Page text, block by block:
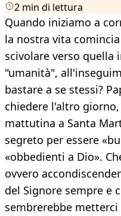
2 min di lettura
Quando iniziamo a
la nostra vita
scivolare verso quella
"umanità",
bastare a se stessi?
chiedere l'altro
mattutina a Santa
segreto per essere
«obbedienti a Dio».
ovvero
del Signore sempre e
sembrerebbe metterci